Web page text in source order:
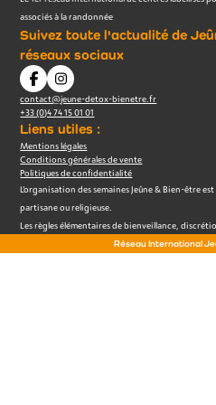
associés à la randonnée
Suivez toute l'actualité de
réseaux sociaux
contact@jeune-detox-bienetre.fr
+33 (0)4 74 15 01 01
Liens utiles :
Mentions légales
Conditions générales de vente
Politiques de confidentialité
L’organisation des semaines Jeûne & Bien-être
partisane ou religieuse.
Les règles élémentaires de bienveillance,
Réseau International